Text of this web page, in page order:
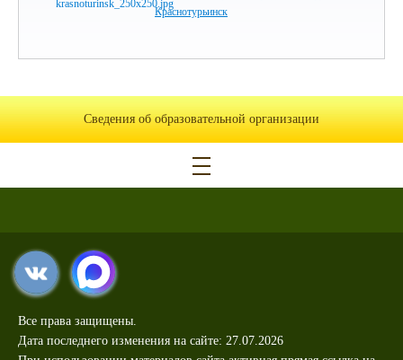
Краснотурьинск
Сведения об образовательной организации
Все права защищены.
Дата последнего изменения на сайте: 27.07.2026